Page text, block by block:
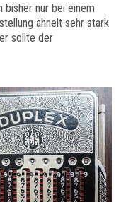
bisher nur bei einem
ähnelt sehr stark
sollte der